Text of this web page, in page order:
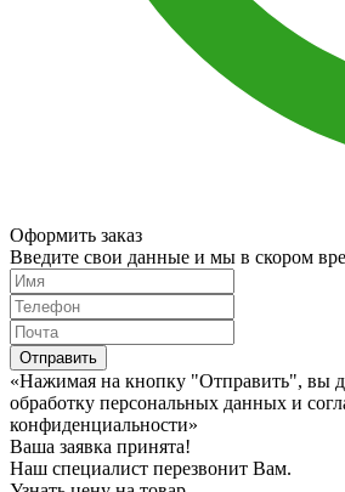
Оформить заказ
Введите свои данные и мы в скором
Отправить
«Нажимая на кнопку "Отправить", вы
обработку персональных данных и
конфиденциальности»
Ваша заявка принята!
Наш специалист перезвонит Вам.